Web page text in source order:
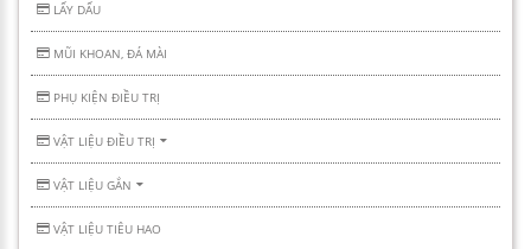
LẤY DẤU
MŨI KHOAN, ĐÁ MÀI
PHỤ KIỆN ĐIỀU TRỊ
VẬT LIỆU ĐIỀU TRỊ
VẬT LIỆU GẮN
VẬT LIỆU TIÊU HAO